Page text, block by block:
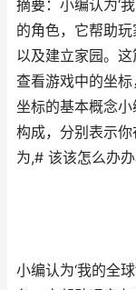
摘要：小编认为‘
的角色，它帮助
以及建立家园。
查看游戏中的坐
坐标的基本概念小
构成，分别表示
为,# 该该怎么办
小编认为‘我的全